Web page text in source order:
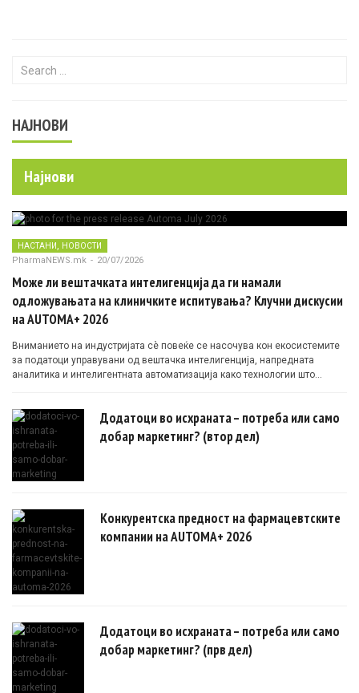
Search for:
НАЈНОВИ
Најнови
НАСТАНИ, НОВОСТИ
PharmaNEWS.mk - 20/07/2026
Може ли вештачката интелигенција да ги намали
одложувањата на клиничките испитувања? Клучни дискусии
на AUTOMA+ 2026
Вниманието на индустријата сè повеќе се насочува кон екосистемите
за податоци управувани од вештачка интелигенција, напредната
аналитика и интелигентната автоматизација како технологии што
Додатоци во исхраната – потреба или само
добар маркетинг? (втор дел)
Конкурентска предност на фармацевтските
компании на AUTOMA+ 2026
Додатоци во исхраната – потреба или само
добар маркетинг? (прв дел)